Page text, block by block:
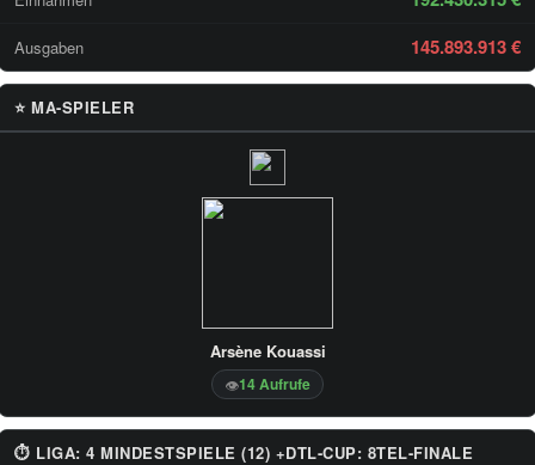
Ausgaben 145.893.913 €
⭐ MA-SPIELER
Arsène Kouassi
👁14 Aufrufe
⏱ LIGA: 4 MINDESTSPIELE (12) +DTL-CUP: 8TEL-FINALE